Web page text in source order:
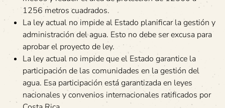
1256 metros cuadrados.
La ley actual no impide al Estado planificar la gestión y
administración del agua. Esto no debe ser excusa para
aprobar el proyecto de ley.
La ley actual no impide que el Estado garantice la
participación de las comunidades en la gestión del
agua. Esa participación está garantizada en leyes
nacionales y convenios internacionales ratificados por